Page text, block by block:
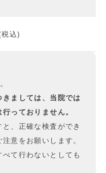
込)
ましては、当院では
っておりません。
、正確な検査ができ
意をお願いします。
て行わないとしても